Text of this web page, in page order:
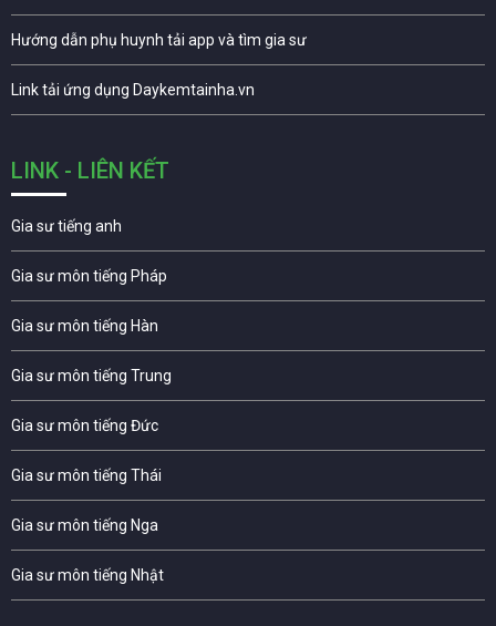
Hướng dẫn phụ huynh tải app và tìm gia sư
Link tải ứng dụng Daykemtainha.vn
LINK - LIÊN KẾT
Gia sư tiếng anh
Gia sư môn tiếng Pháp
Gia sư môn tiếng Hàn
Gia sư môn tiếng Trung
Gia sư môn tiếng Đức
Gia sư môn tiếng Thái
Gia sư môn tiếng Nga
Gia sư môn tiếng Nhật